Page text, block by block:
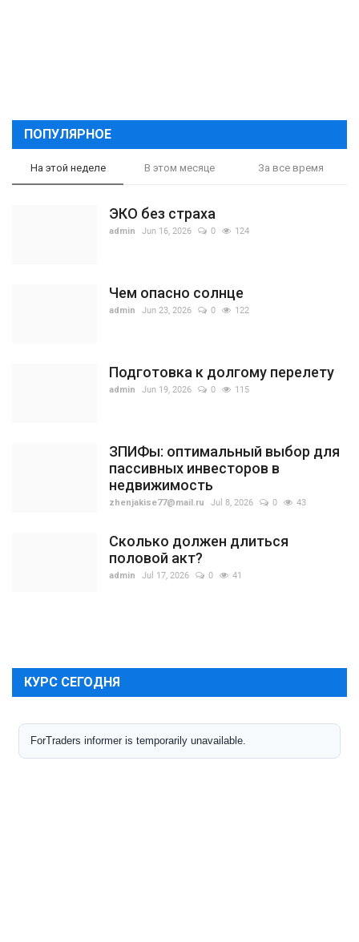
ПОПУЛЯРНОЕ
На этой неделе В этом месяце За все время
ЭКО без страха
admin Jun 16, 2026 0 124
Чем опасно солнце
admin Jun 23, 2026 0 122
Подготовка к долгому перелету
admin Jun 19, 2026 0 115
ЗПИФы: оптимальный выбор для
пассивных инвесторов в
недвижимость
zhenjakise77@mail.ru Jul 8, 2026 0 43
Сколько должен длиться
половой акт?
admin Jul 17, 2026 0 41
КУРС СЕГОДНЯ